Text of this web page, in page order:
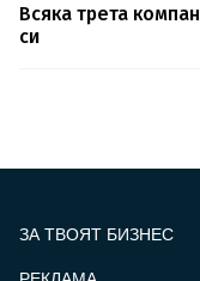
Всяка трета
си
ЗА ТВОЯТ БИЗНЕС